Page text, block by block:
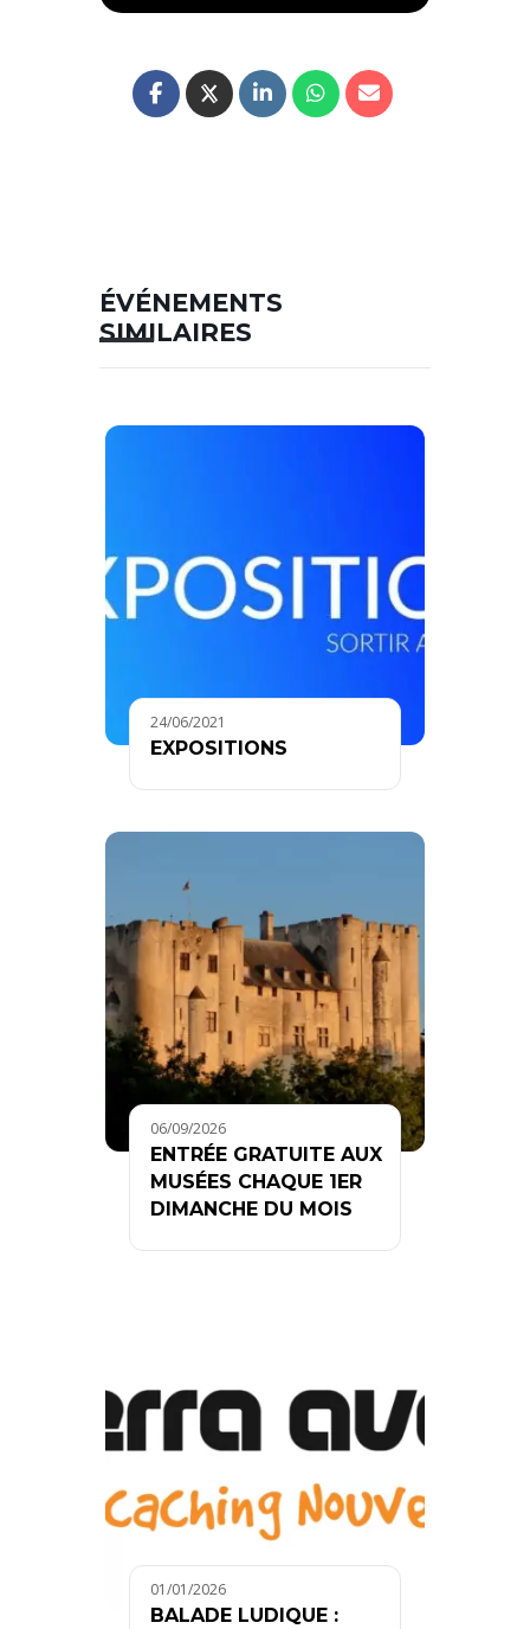
ÉVÉNEMENTS
SIMILAIRES
24/06/2021
EXPOSITIONS
06/09/2026
ENTRÉE GRATUITE AUX
MUSÉES CHAQUE 1ER
DIMANCHE DU MOIS
01/01/2026
BALADE LUDIQUE :